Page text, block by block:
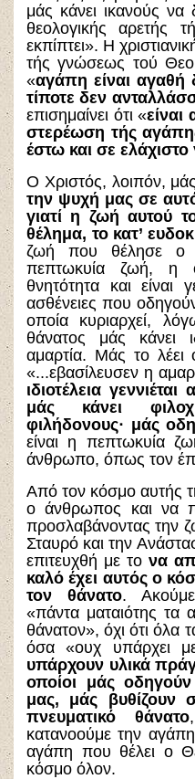
μάς κάνει ικανούς
θεολογικής αρετής
εκπίπτει». Η
τής γνώσεως τού
«αγάπη είναι αγαθή
τίποτε δεν
επισημαίνει ότι «
στερέωση τής
έστω και σε
Ο Χριστός, λοιπόν,
την ψυχή μας σε
γιατί η ζωή αυτού
θέλημα, το κατ’
ζωή που θέλησε ο
πεπτωκυία ζωή, η
θνητότητα και
ασθένειες που
οποία κυριαρχεί,
θάνατος μάς κάνει
αμαρτία. Μάς το
«...εβασίλευσεν η
ιδιοτέλεια
μάς κάνει
φιλήδονους· μάς
είναι η πεπτωκυία
άνθρωπο, όπως τον
Από τον κόσμο αυτής
ο άνθρωπος και να
προσλαβάνοντας την
Σταυρό και την
επιτευχθή με το να
καλό έχει αυτός ο
τον θάνατο. Ακούμε
«πάντα ματαιότης τα
θάνατον», όχι ότι όλα
όσα «ουχ υπάρχει
υπάρχουν υλικά
οποίοι μάς
μας, μάς βυθίζουν
πνευματικό θάνατο
κατανοούμε την
αγάπη που θέλει ο
κόσμο όλον.